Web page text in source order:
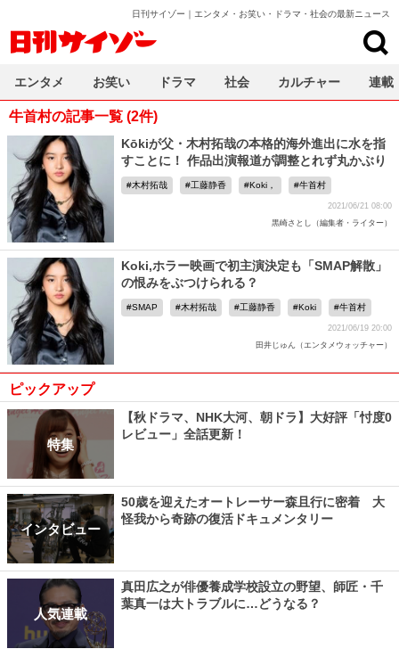
日刊サイゾー｜エンタメ・お笑い・ドラマ・社会の最新ニュース
牛首村の記事一覧 (2件)
Kōkiが父・木村拓哉の本格的海外進出に水を指
すことに！ 作品出演報道が調整とれず丸かぶり
木村拓哉 工藤静香 Koki， 牛首村
2021/06/21 08:00
黒崎さとし（編集者・ライター）
Koki,ホラー映画で初主演決定も「SMAP解散」
の恨みをぶつけられる？
SMAP 木村拓哉 工藤静香 Koki 牛首村
2021/06/19 20:00
田井じゅん（エンタメウォッチャー）
ピックアップ
特集
【秋ドラマ、NHK大河、朝ドラ】大好評「忖度0
レビュー」全話更新！
インタビュー
50歳を迎えたオートレーサー森且行に密着 大
怪我から奇跡の復活ドキュメンタリー
人気連載
真田広之が俳優養成学校設立の野望、師匠・千
葉真一は大トラブルに…どうなる？
エンタメ お笑い ドラマ 社会 カルチャー 連載